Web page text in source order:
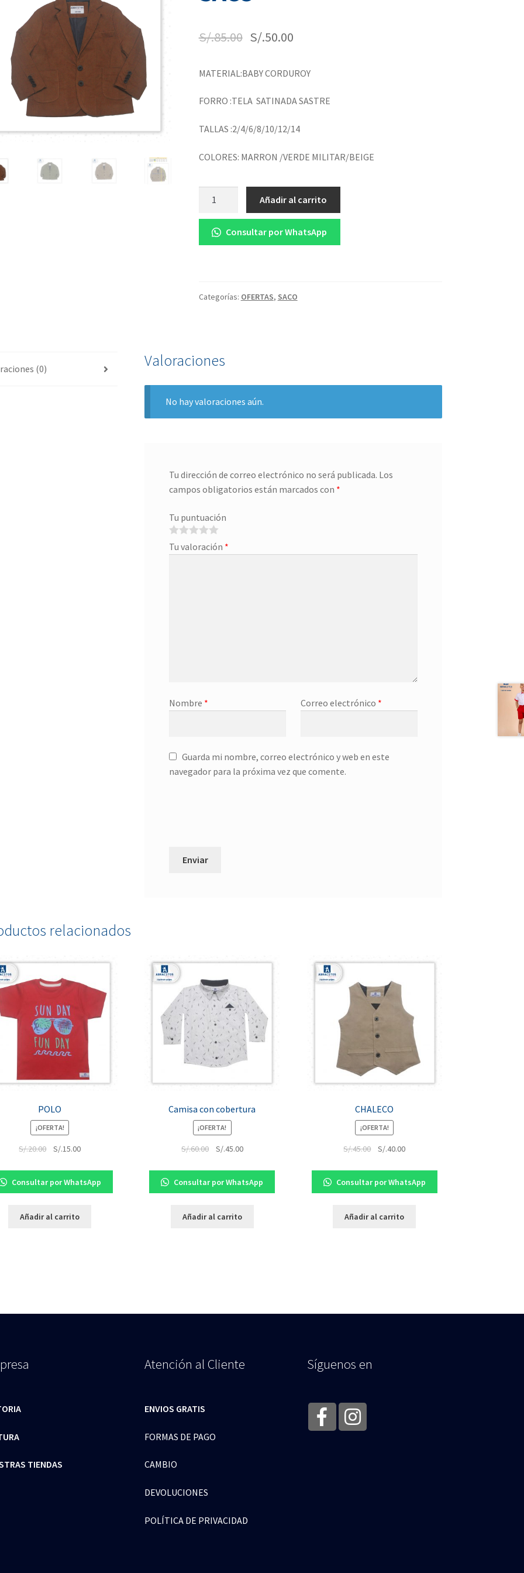
S/.85.00 S/.50.00
MATERIAL:BABY CORDUROY
FORRO :TELA SATINADA SASTRE
TALLAS :2/4/6/8/10/12/14
COLORES: MARRON /VERDE MILITAR/BEIGE
Añadir al carrito
Consultar por WhatsApp
Categorías: OFERTAS, SACO
(0) Valoraciones
No hay valoraciones aún.
Tu dirección de correo electrónico no será publicada. Los
campos obligatorios están marcados con *
Tu puntuación
Tu valoración *
Nombre * Correo electrónico *
Guarda mi nombre, correo electrónico y web en este
navegador para la próxima vez que comente.
relacionados
POLO
¡OFERTA!
S/.20.00 S/.15.00
Consultar por WhatsApp
Añadir al carrito
Camisa con cobertura
¡OFERTA!
S/.60.00 S/.45.00
Consultar por WhatsApp
Añadir al carrito
CHALECO
¡OFERTA!
S/.45.00 S/.40.00
Consultar por WhatsApp
Añadir al carrito
TIENDAS
Atención al Cliente
ENVIOS GRATIS
FORMAS DE PAGO
CAMBIO
DEVOLUCIONES
POLÍTICA DE PRIVACIDAD
Síguenos en